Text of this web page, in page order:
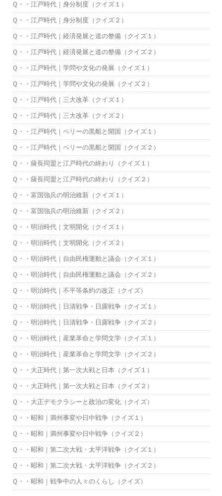
Ｑ・・江戸時代｜身分制度（クイズ１）
Ｑ・・江戸時代｜身分制度（クイズ２）
Ｑ・・江戸時代｜経済発展と道の整備（クイズ１）
Ｑ・・江戸時代｜経済発展と道の整備（クイズ２）
Ｑ・・江戸時代｜学問や文化の発展（クイズ１）
Ｑ・・江戸時代｜学問や文化の発展（クイズ２）
Ｑ・・江戸時代｜三大改革（クイズ１）
Ｑ・・江戸時代｜三大改革（クイズ２）
Ｑ・・江戸時代｜ペリーの黒船と開国（クイズ１）
Ｑ・・江戸時代｜ペリーの黒船と開国（クイズ２）
Ｑ・・薩長同盟と江戸時代の終わり（クイズ１）
Ｑ・・薩長同盟と江戸時代の終わり（クイズ２）
Ｑ・・富国強兵の明治維新（クイズ１）
Ｑ・・富国強兵の明治維新（クイズ２）
Ｑ・・明治時代｜文明開化（クイズ１）
Ｑ・・明治時代｜文明開化（クイズ２）
Ｑ・・明治時代｜自由民権運動と議会（クイズ１）
Ｑ・・明治時代｜自由民権運動と議会（クイズ２）
Ｑ・・明治時代｜不平等条約の改正（クイズ）
Ｑ・・明治時代｜日清戦争・日露戦争（クイズ１）
Ｑ・・明治時代｜日清戦争・日露戦争（クイズ２）
Ｑ・・明治時代｜産業革命と学問文学（クイズ１）
Ｑ・・明治時代｜産業革命と学問文学（クイズ２）
Ｑ・・大正時代｜第一次大戦と日本（クイズ１）
Ｑ・・大正時代｜第一次大戦と日本（クイズ２）
Ｑ・・大正デモクラシーと政治の変化（クイズ）
Ｑ・・昭和｜満州事変や日中戦争（クイズ１）
Ｑ・・昭和｜満州事変や日中戦争（クイズ２）
Ｑ・・昭和｜第二次大戦・太平洋戦争（クイズ１）
Ｑ・・昭和｜第二次大戦・太平洋戦争（クイズ２）
Ｑ・・昭和｜戦争中の人々のくらし（クイズ）